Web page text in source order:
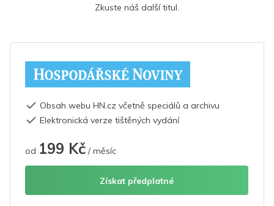
Zkuste náš další titul.
Obsah webu HN.cz včetně speciálů a archivu
Elektronická verze tištěných vydání
od 199 Kč / měsíc
Získat předplatné